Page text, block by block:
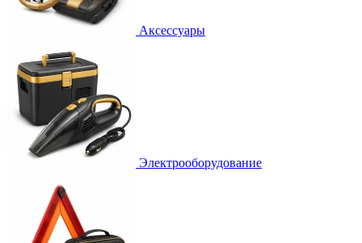
Аксессуары
Электрооборудование